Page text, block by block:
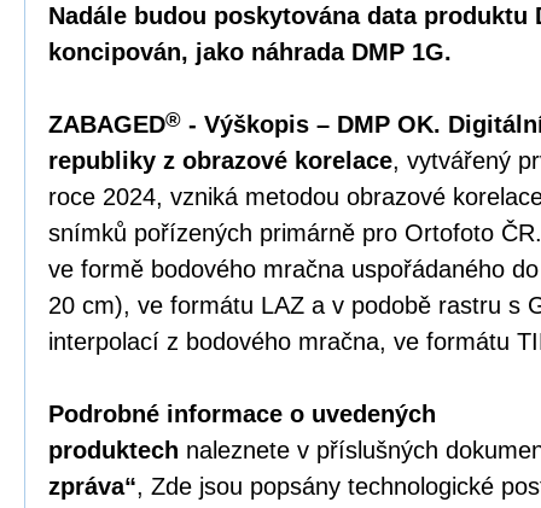
Nadále budou poskytována data produktu
koncipován, jako náhrada DMP 1G.
ZABAGED® - Výškopis – DMP OK.
republiky z obrazové korelace, vytvářený
roce 2024, vzniká metodou obrazové
snímků pořízených primárně pro Ortofoto
ve formě bodového mračna uspořádaného
20 cm), ve formátu LAZ a v podobě rastru s
interpolací z bodového mračna, ve formátu
Podrobné informace o uvedených
produktech naleznete v příslušných
zpráva“, Zde jsou popsány technologické